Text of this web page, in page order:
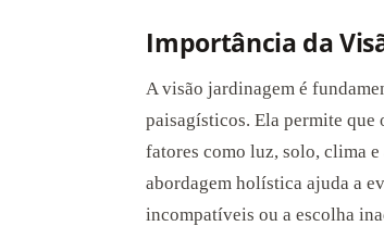
Importância da
A visão jardinagem é
paisagísticos. Ela permite
fatores como luz, solo, clima e
abordagem holística ajuda a
incompatíveis ou a escolha